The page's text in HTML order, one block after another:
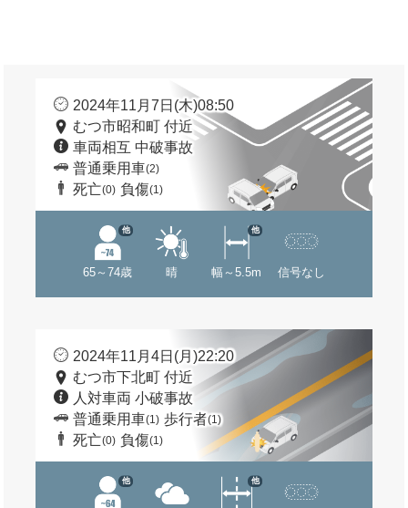
2024年11月7日(木)08:50
むつ市昭和町 付近
車両相互 中破事故
普通乗用車(2)
死亡(0) 負傷(1)
65～74歳
他
晴 幅～5.5m
他
信号なし
2024年11月4日(月)22:20
むつ市下北町 付近
人対車両 小破事故
普通乗用車(1) 歩行者(1)
死亡(0) 負傷(1)
他 他